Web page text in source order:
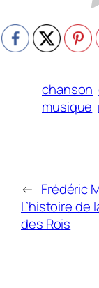
chanson
musique
← Frédéric
L’histoire de
des Rois